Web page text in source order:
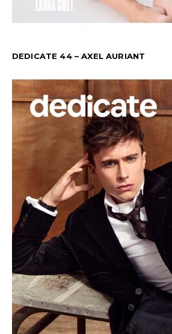
DEDICATE 44 – AXEL AURIANT